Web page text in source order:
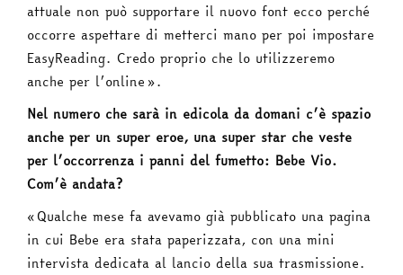
attuale non può supportare il nuovo font ecco perché
occorre aspettare di metterci mano per poi impostare
EasyReading. Credo proprio che lo utilizzeremo
anche per l’online».
Nel numero che sarà in edicola da domani c’è spazio
anche per un super eroe, una super star che veste
per l’occorrenza i panni del fumetto: Bebe Vio.
Com’è andata?
«Qualche mese fa avevamo già pubblicato una pagina
in cui Bebe era stata paperizzata, con una mini
intervista dedicata al lancio della sua trasmissione.